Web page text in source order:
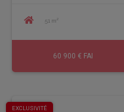
51 m²
60 900 € FAI
EXCLUSIVITÉ